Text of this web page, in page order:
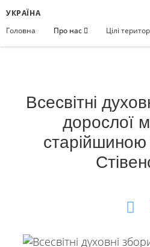
УКРАЇНА
Головна
Про нас Цілі
Всесвітні
дорослої
старійшиною